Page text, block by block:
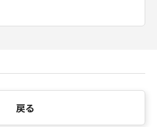
戻る